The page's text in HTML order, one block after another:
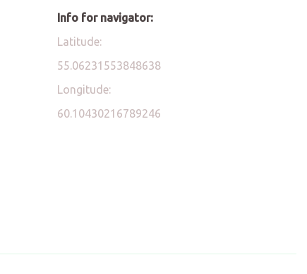
Info for navigator:
Latitude:
55.06231553848638
Longitude:
60.10430216789246